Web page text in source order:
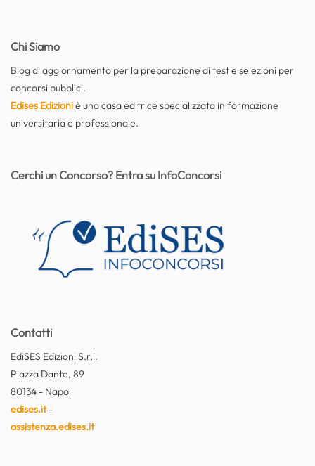
Chi Siamo
Blog di aggiornamento per la preparazione di test e selezioni per
concorsi pubblici.
Edises Edizioniè una casa editrice specializzata in formazione
universitaria e professionale.
Contatti
EdiSES Edizioni S.r.l.
Piazza Dante, 89
80134 - Napoli
edises.it-
assistenza.edises.it
Cerchi un Concorso? Entra su InfoConcorsi